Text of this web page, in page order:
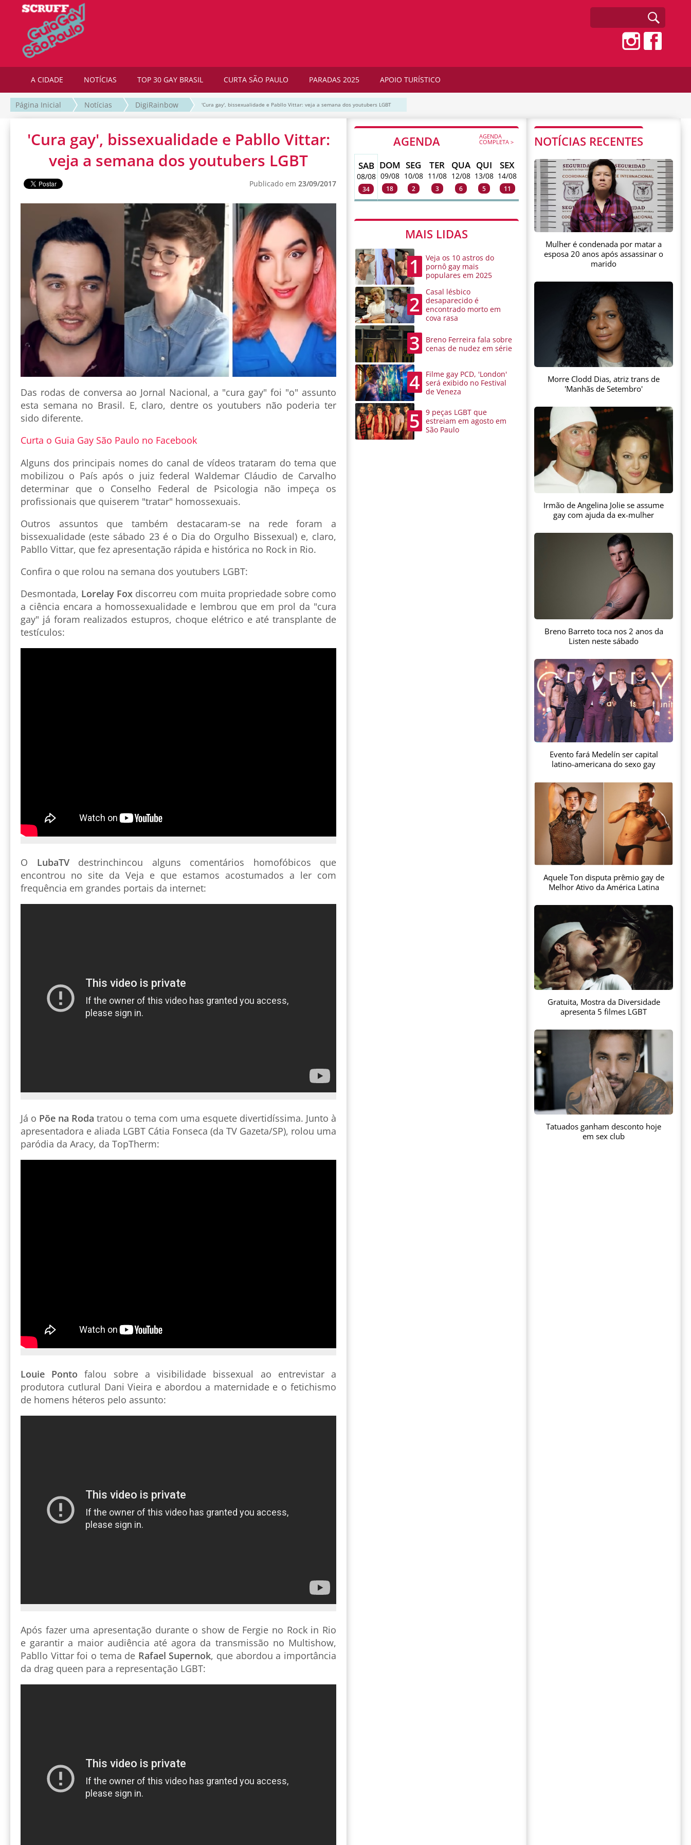
A CIDADE NOTÍCIAS TOP 30 GAY BRASIL CURTA SÃO PAULO PARADAS 2025 APOIO TURÍSTICO
Página Inicial Notícias DigiRainbow 'Cura gay', bissexualidade e Pabllo Vittar: veja a semana dos youtubers LGBT
'Cura gay', bissexualidade e Pabllo Vittar:
veja a semana dos youtubers LGBT
Publicado em 23/09/2017
Das rodas de conversa ao Jornal Nacional, a "cura gay" foi "o" assunto
esta semana no Brasil. E, claro, dentre os youtubers não poderia ter
sido diferente.
Curta o Guia Gay São Paulo no Facebook
Alguns dos principais nomes do canal de vídeos trataram do tema que
mobilizou o País após o juiz federal Waldemar Cláudio de Carvalho
determinar que o Conselho Federal de Psicologia não impeça os
profissionais que quiserem "tratar" homossexuais.
Outros assuntos que também destacaram-se na rede foram a
bissexualidade (este sábado 23 é o Dia do Orgulho Bissexual) e, claro,
Pabllo Vittar, que fez apresentação rápida e histórica no Rock in Rio.
Confira o que rolou na semana dos youtubers LGBT:
Desmontada, Lorelay Fox discorreu com muita propriedade sobre como
a ciência encara a homossexualidade e lembrou que em prol da "cura
gay" já foram realizados estupros, choque elétrico e até transplante de
testículos:
O LubaTVdestrinchincou alguns comentários homofóbicos que
encontrou no site da Veja e que estamos acostumados a ler com
frequência em grandes portais da internet:
Já o Põe na Roda tratou o tema com uma esquete divertidíssima. Junto à
apresentadora e aliada LGBT Cátia Fonseca (da TV Gazeta/SP), rolou uma
paródia da Aracy, da TopTherm:
Louie Ponto falou sobre a visibilidade bissexual ao entrevistar a
produtora cutlural Dani Vieira e abordou a maternidade e o fetichismo
de homens héteros pelo assunto:
Após fazer uma apresentação durante o show de Fergie no Rock in Rio
e garantir a maior audiência até agora da transmissão no Multishow,
Pabllo Vittar foi o tema de Rafael Supernok, que abordou a importância
da drag queen para a representação LGBT:
AGENDA AGENDA
COMPLETA >
SAB
08/08
34
DOM
09/08
18
SEG
10/08
2
TER
11/08
3
QUA
12/08
6
QUI
13/08
5
SEX
14/08
11
MAIS LIDAS
1
Veja os 10 astros do
pornô gay mais
populares em 2025
2
Casal lésbico
desaparecido é
encontrado morto em
cova rasa
3
Breno Ferreira fala sobre
cenas de nudez em série
4
Filme gay PCD, 'London'
será exibido no Festival
de Veneza
5
9 peças LGBT que
estreiam em agosto em
São Paulo
NOTÍCIAS RECENTES
Mulher é condenada por matar a
esposa 20 anos após assassinar o
marido
Morre Clodd Dias, atriz trans de
'Manhãs de Setembro'
Irmão de Angelina Jolie se assume
gay com ajuda da ex-mulher
Breno Barreto toca nos 2 anos da
Listen neste sábado
Evento fará Medelín ser capital
latino-americana do sexo gay
Aquele Ton disputa prêmio gay de
Melhor Ativo da América Latina
Gratuita, Mostra da Diversidade
apresenta 5 filmes LGBT
Tatuados ganham desconto hoje
em sex club